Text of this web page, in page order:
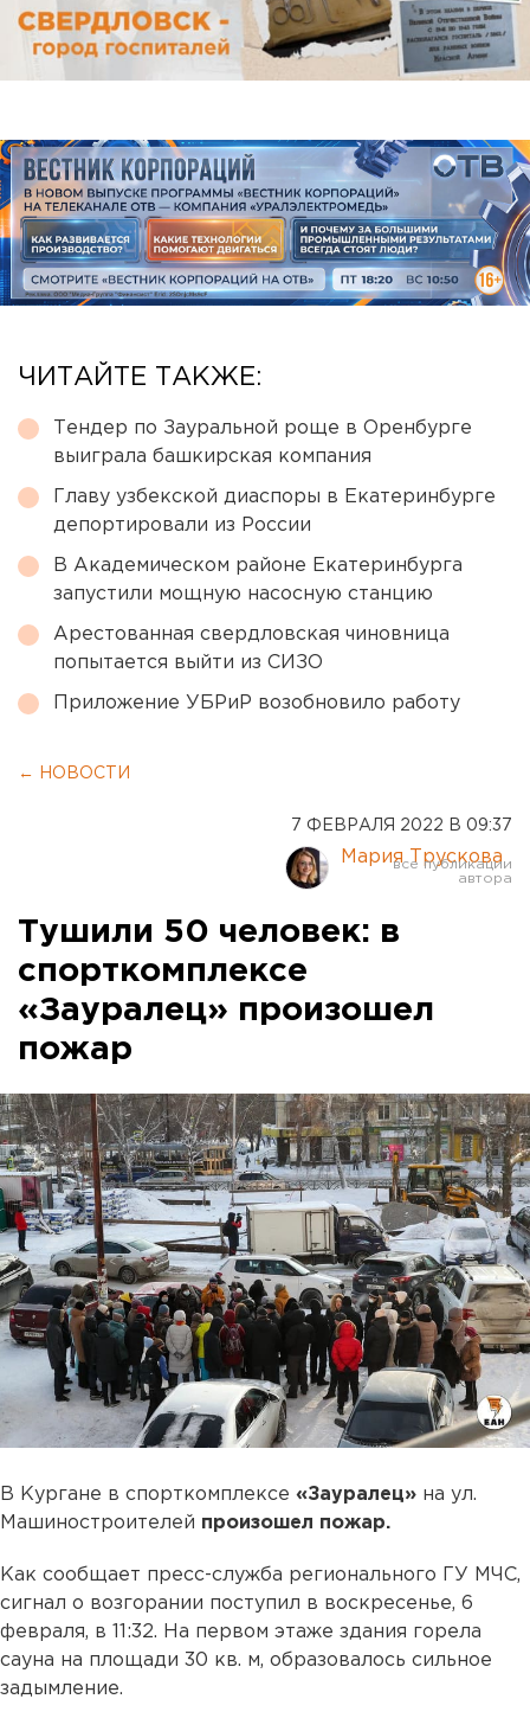
ЧИТАЙТЕ ТАКЖЕ:
Тендер по Зауральной роще в Оренбурге
выиграла башкирская компания
Главу узбекской диаспоры в Екатеринбурге
депортировали из России
В Академическом районе Екатеринбурга
запустили мощную насосную станцию
Арестованная свердловская чиновница
попытается выйти из СИЗО
Приложение УБРиР возобновило работу
← НОВОСТИ
7 ФЕВРАЛЯ 2022 В 09:37
Мария Трускова
Тушили 50 человек: в
спорткомплексе
«Зауралец» произошел
пожар
В Кургане в спорткомплексе «Зауралец» на ул.
Машиностроителей произошел пожар.
Как сообщает пресс-служба регионального ГУ МЧС,
сигнал о возгорании поступил в воскресенье, 6
февраля, в 11:32. На первом этаже здания горела
сауна на площади 30 кв. м, образовалось сильное
задымление.